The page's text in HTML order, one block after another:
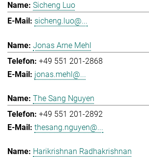
Sicheng Luo
sicheng.luo@...
Jonas Arne Mehl
+49 551 201-2868
jonas.mehl@...
The Sang Nguyen
+49 551 201-2892
thesang.nguyen@...
Harikrishnan Radhakrishnan